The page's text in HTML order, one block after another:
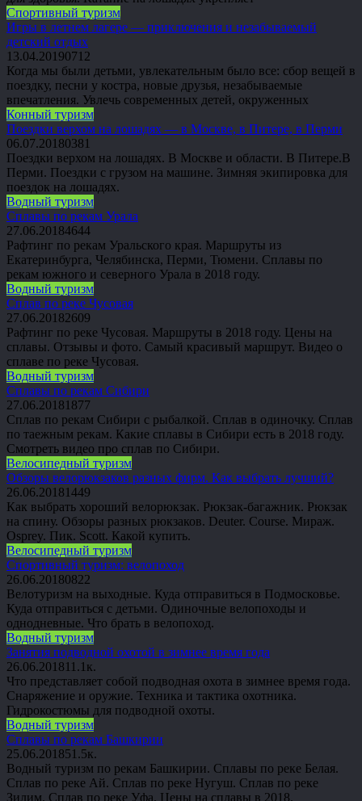
Спортивный туризм
Игры в летнем лагере — приключения и незабываемый
детский отдых
13.04.20190712
Когда мы были детьми, увлекательным было все: сбор вещей в
поездку, песни у костра, новые друзья, незабываемые
впечатления. Увлечь современных детей, окруженных
Конный туризм
Поездки верхом на лошадях — в Москве, в Питере, в Перми
06.07.20180381
Поездки верхом на лошадях. В Москве и области. В Питере.В
Перми. Поездки с грузом на машине. Зимняя экипировка для
поездок на лошадях.
Водный туризм
Сплавы по рекам Урала
27.06.20184644
Рафтинг по рекам Уральского края. Маршруты из
Екатеринбурга, Челябинска, Перми, Тюмени. Сплавы по
рекам южного и северного Урала в 2018 году.
Водный туризм
Сплав по реке Чусовая
27.06.20182609
Рафтинг по реке Чусовая. Маршруты в 2018 году. Цены на
сплавы. Отзывы и фото. Самый красивый маршрут. Видео о
сплаве по реке Чусовая.
Водный туризм
Сплавы по рекам Сибири
27.06.20181 877
Сплав по рекам Сибири с рыбалкой. Сплав в одиночку. Сплав
по таежным рекам. Какие сплавы в Сибири есть в 2018 году.
Смотреть видео про сплав по Сибири.
Велосипедный туризм
Обзоры велорюкзаков разных фирм. Как выбрать лучший?
26.06.20181449
Как выбрать хороший велорюкзак. Рюкзак-багажник. Рюкзак
на спину. Обзоры разных рюкзаков. Deuter. Course. Мираж.
Osprey. Пик. Scott. Какой купить.
Велосипедный туризм
Спортивный туризм: велопоход
26.06.20180822
Велотуризм на выходные. Куда отправиться в Подмосковье.
Куда отправиться с детьми. Одиночные велопоходы и
однодневные. Что брать в велопоход.
Водный туризм
Занятия подводной охотой в зимнее время года
26.06.20181 1.1к.
Что представляет собой подводная охота в зимнее время года.
Снаряжение и оружие. Техника и тактика охотника.
Гидрокостюмы для подводной охоты.
Водный туризм
Сплавы по рекам Башкирии
25.06.201851.5к.
Водный туризм по рекам Башкирии. Сплавы по реке Белая.
Сплав по реке Ай. Сплав по реке Нугуш. Сплав по реке
Зилим. Сплав по реке Уфа. Цены на сплавы в 2018.